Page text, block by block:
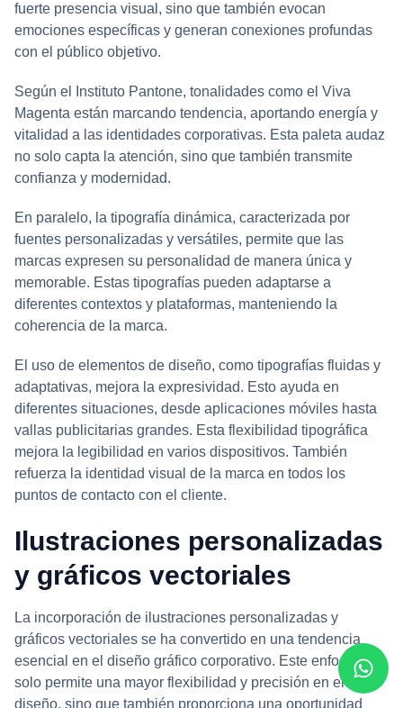
fuerte presencia visual, sino que también evocan
emociones específicas y generan conexiones profundas
con el público objetivo.
Según el Instituto Pantone, tonalidades como el Viva
Magenta están marcando tendencia, aportando energía y
vitalidad a las identidades corporativas. Esta paleta audaz
no solo capta la atención, sino que también transmite
confianza y modernidad.
En paralelo, la tipografía dinámica, caracterizada por
fuentes personalizadas y versátiles, permite que las
marcas expresen su personalidad de manera única y
memorable. Estas tipografías pueden adaptarse a
diferentes contextos y plataformas, manteniendo la
coherencia de la marca.
El uso de elementos de diseño, como tipografías fluidas y
adaptativas, mejora la expresividad. Esto ayuda en
diferentes situaciones, desde aplicaciones móviles hasta
vallas publicitarias grandes. Esta flexibilidad tipográfica
mejora la legibilidad en varios dispositivos. También
refuerza la identidad visual de la marca en todos los
puntos de contacto con el cliente.
Ilustraciones personalizadas
y gráficos vectoriales
La incorporación de ilustraciones personalizadas y
gráficos vectoriales se ha convertido en una tendencia
esencial en el diseño gráfico corporativo. Este enfoque no
solo permite una mayor flexibilidad y precisión en el
diseño, sino que también proporciona una oportunidad